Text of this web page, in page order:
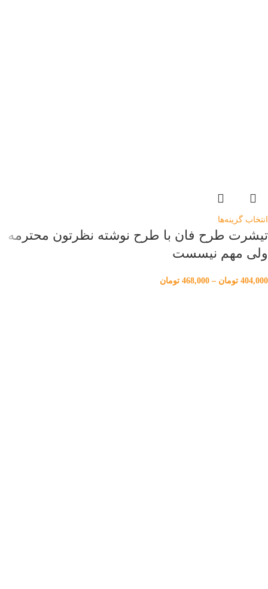
انتخاب گزینه‌ها
تیشرت طرح فان با طرح نوشته نظرتون محترمه
ولی مهم نیسست
404,000 تومان –
468,000 تومان